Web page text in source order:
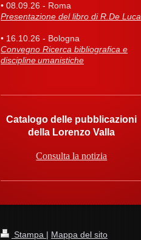
• 08.09.26 - Roma
Presentazione del libro di R.De Luca
• 16.10.26 - Bologna
Convegno Ricerca bibliografica e
discipline umanistiche
Catalogo delle pubblicazioni
della Lorenzo Valla
Consulta la notizia
Stampa | Mappa del sito